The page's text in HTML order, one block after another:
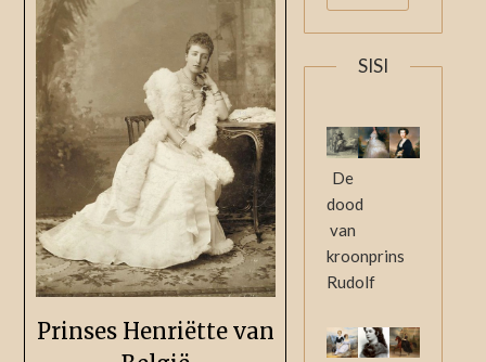
Prinses Henriëtte van
SISI
De
dood
van
kroonprins
Rudolf